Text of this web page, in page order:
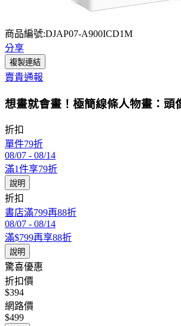
商品編號:DJAP07-A900ICD1M
分享
複製連結
賣貴通報
想畫就會畫！極簡線條人物畫：
折扣
單件79折
08/07 - 08/14
滿1件享79折
說明
折扣
書店滿799再88折
08/07 - 08/14
滿$799再享88折
說明
驚喜優惠
折扣價
$394
網路價
$499